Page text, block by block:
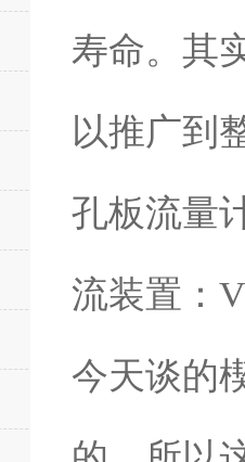
寿命。其
以推广到
孔板流量
流装置：
今天谈的